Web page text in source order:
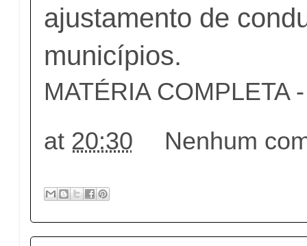
ajustamento de
municípios.
MATÉRIA COMPLETA
at 20:30 Nenhum